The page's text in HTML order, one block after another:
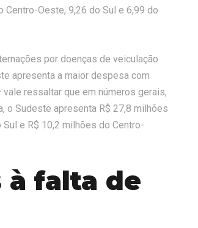
Oeste, 9,26 do Sul e 6,99 do
por doenças de veiculação
apresenta a maior despesa com
ressaltar que em números gerais,
o Sudeste apresenta R$ 27,8 milhões
e R$ 10,2 milhões do Centro-
à falta de